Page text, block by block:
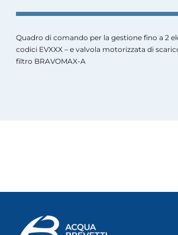
Quadro di comando per la gestione fino a 2
codici EVXXX – e valvola motorizzata di
filtro BRAVOMAX-A